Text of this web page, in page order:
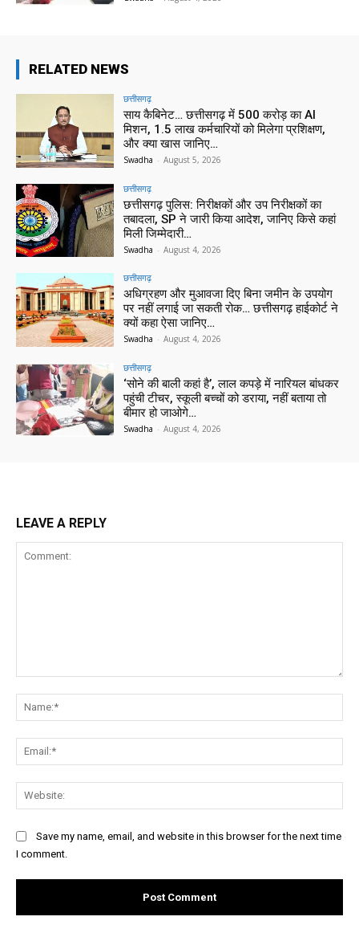
RELATED NEWS
छत्तीसगढ़
साय कैबिनेट… छत्तीसगढ़ में 500 करोड़ का AI
मिशन, 1.5 लाख कर्मचारियों को मिलेगा प्रशिक्षण,
और क्या खास जानिए…
Swadha - August 5, 2026
छत्तीसगढ़
छत्तीसगढ़ पुलिस: निरीक्षकों और उप निरीक्षकों का
तबादला, SP ने जारी किया आदेश, जानिए किसे कहां
मिली जिम्मेदारी…
Swadha - August 4, 2026
छत्तीसगढ़
अधिग्रहण और मुआवजा दिए बिना जमीन के उपयोग
पर नहीं लगाई जा सकती रोक… छत्तीसगढ़ हाईकोर्ट ने
क्यों कहा ऐसा जानिए…
Swadha - August 4, 2026
छत्तीसगढ़
‘सोने की बाली कहां है’, लाल कपड़े में नारियल बांधकर
पहुंची टीचर, स्कूली बच्चों को डराया, नहीं बताया तो
बीमार हो जाओगे…
Swadha - August 4, 2026
LEAVE A REPLY
Save my name, email, and website in this browser for the next time
I comment.